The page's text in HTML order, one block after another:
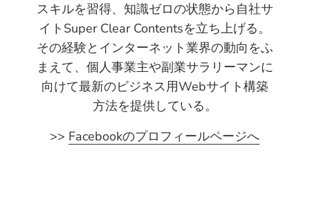
スキルを習得、知識ゼロの状態から自社サ
イトSuper Clear Contentsを立ち上げる。
その経験とインターネット業界の動向をふ
まえて、個人事業主や副業サラリーマンに
向けて最新のビジネス用Webサイト構築
方法を提供している。
>> Facebookのプロフィールページへ